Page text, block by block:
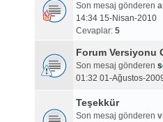
Son mesaj gönderen
14:34 15-Nisan-2010
Cevaplar: 5
Forum Versiyonu
Son mesaj gönderen
01:32 01-Ağustos-
Teşekkür
Son mesaj gönderen